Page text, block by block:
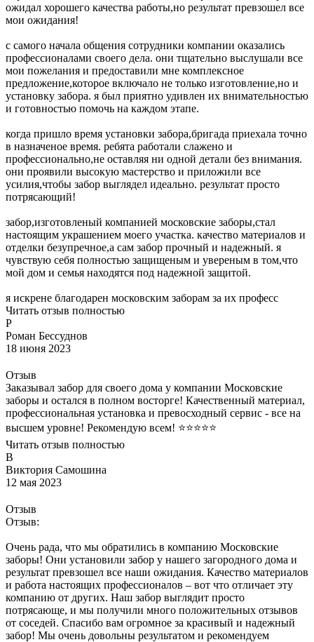
ожидал хорошего качества работы,но результат превзошел все
мои ожидания!
с самого начала общения сотрудники компании оказались
профессионалами своего дела. они тщательно выслушали все
мои пожелания и предоставили мне комплексное
предложение,которое включало не только изготовление,но и
установку забора. я был приятно удивлен их внимательностью
и готовностью помочь на каждом этапе.
когда пришло время установки забора,бригада приехала точно
в назначеное время. ребята работали слажено и
профессионально,не оставляя ни одной детали без внимания.
они проявили высокую мастерство и приложили все
усилия,чтобы забор выглядел идеально. результат просто
потрясающий!
забор,изготовленый компанией московские заборы,стал
настоящим украшением моего участка. качество материалов и
отделки безупречное,а сам забор прочный и надежный. я
чувствую себя полностью защищеным и увереным в том,что
мой дом и семья находятся под надежной защитой.
я искрене благодарен московским заборам за их професс
Читать отзыв полностью
Р
Роман Бессуднов
18 июня 2023
Отзыв
Заказывал забор для своего дома у компании Московские
заборы и остался в полном восторге! Качественный материал,
профессиональная установка и превосходный сервис - все на
высшем уровне! Рекомендую всем! ⭐⭐⭐⭐⭐
Читать отзыв полностью
В
Виктория Самошина
12 мая 2023
Отзыв
Отзыв:
Очень рада, что мы обратились в компанию Московские
заборы! Они установили забор у нашего загородного дома и
результат превзошел все наши ожидания. Качество материалов
и работа настоящих профессионалов – вот что отличает эту
компанию от других. Наш забор выглядит просто
потрясающе, и мы получили много положительных отзывов
от соседей. Спасибо вам огромное за красивый и надежный
забор! Мы очень довольны результатом и рекомендуем